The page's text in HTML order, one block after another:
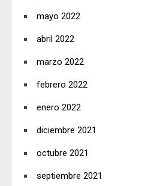
mayo 2022
abril 2022
marzo 2022
febrero 2022
enero 2022
diciembre 2021
octubre 2021
septiembre 2021